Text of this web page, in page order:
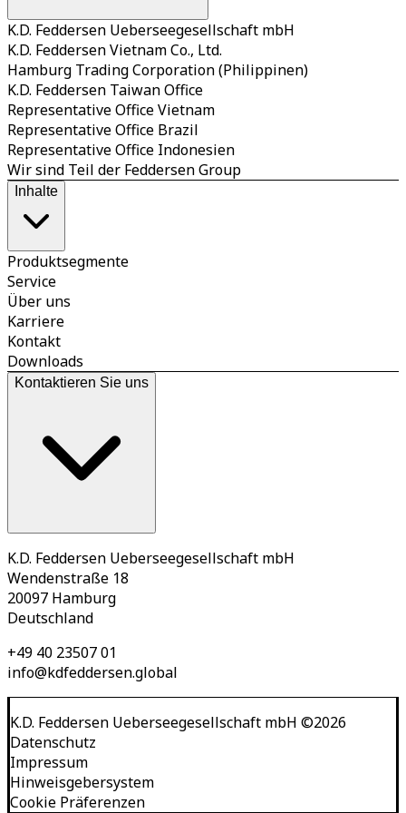
K.D. Feddersen Ueberseegesellschaft mbH
K.D. Feddersen Vietnam Co., Ltd.
Hamburg Trading Corporation (Philippinen)
K.D. Feddersen Taiwan Office
Representative Office Vietnam
Representative Office Brazil
Representative Office Indonesien
Wir sind Teil der Feddersen Group
Inhalte
Produktsegmente
Service
Über uns
Karriere
Kontakt
Downloads
Kontaktieren Sie uns
K.D. Feddersen Ueberseegesellschaft mbH
Wendenstraße 18
20097 Hamburg
Deutschland
+49 40 23507 01
info@kdfeddersen.global
K.D. Feddersen Ueberseegesellschaft mbH ©2026
Datenschutz
Impressum
Hinweisgebersystem
Cookie Präferenzen